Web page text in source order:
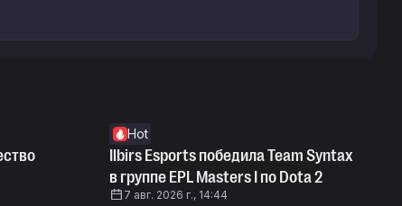
Hot
Ilbirs Esports победила Team Syntax
в группе EPL Masters I по Dota 2
7 авг. 2026 г., 14:44